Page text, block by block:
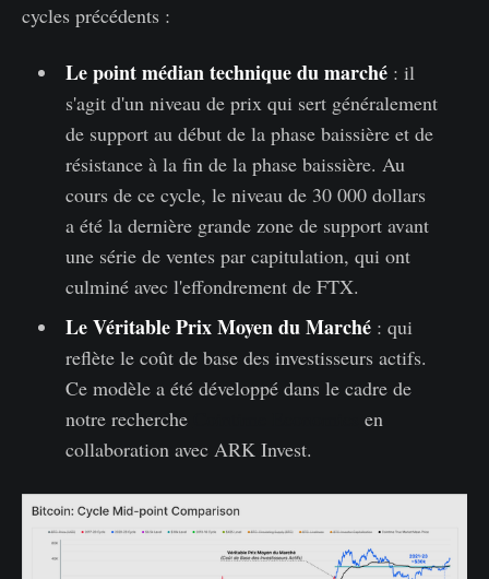
cycles précédents :
Le point médian technique du marché: il
s'agit d'un niveau de prix qui sert généralement
de support au début de la phase baissière et de
résistance à la fin de la phase baissière. Au
cours de ce cycle, le niveau de 30 000 dollars
a été la dernière grande zone de support avant
une série de ventes par capitulation, qui ont
culminé avec l'effondrement de FTX.
Le Véritable Prix Moyen du Marché : qui
reflète le coût de base des investisseurs actifs.
Ce modèle a été développé dans le cadre de
notre recherche
en
collaboration avec ARK Invest.